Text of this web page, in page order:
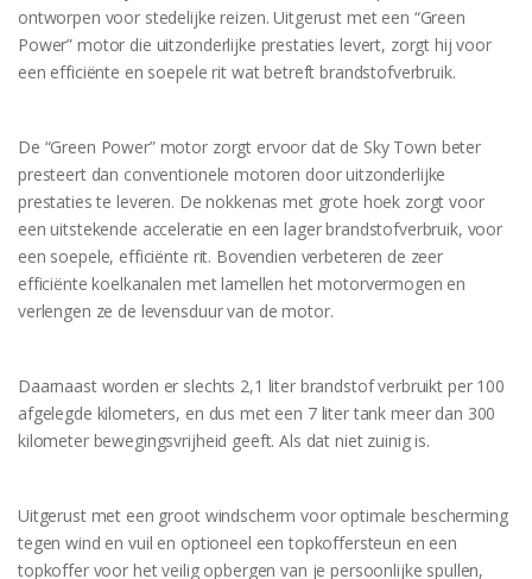
ontworpen voor stedelijke reizen. Uitgerust met een “Green
Power” motor die uitzonderlijke prestaties levert, zorgt hij voor
een efficiënte en soepele rit wat betreft brandstofverbruik.
De “Green Power” motor zorgt ervoor dat de Sky Town beter
presteert dan conventionele motoren door uitzonderlijke
prestaties te leveren. De nokkenas met grote hoek zorgt voor
een uitstekende acceleratie en een lager brandstofverbruik, voor
een soepele, efficiënte rit. Bovendien verbeteren de zeer
efficiënte koelkanalen met lamellen het motorvermogen en
verlengen ze de levensduur van de motor.
Daarnaast worden er slechts 2,1 liter brandstof verbruikt per 100
afgelegde kilometers, en dus met een 7 liter tank meer dan 300
kilometer bewegingsvrijheid geeft. Als dat niet zuinig is.
Uitgerust met een groot windscherm voor optimale bescherming
tegen wind en vuil en optioneel een topkoffersteun en een
topkoffer voor het veilig opbergen van je persoonlijke spullen,